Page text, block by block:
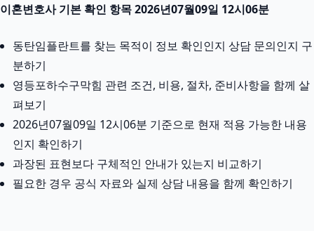
이혼변호사 기본 확인 항목 2026년07월09일 12시06분
동탄임플란트를 찾는 목적이 정보 확인인지 상담 문의인지 구
분하기
영등포하수구막힘 관련 조건, 비용, 절차, 준비사항을 함께 살
펴보기
2026년07월09일 12시06분 기준으로 현재 적용 가능한 내용
인지 확인하기
과장된 표현보다 구체적인 안내가 있는지 비교하기
필요한 경우 공식 자료와 실제 상담 내용을 함께 확인하기